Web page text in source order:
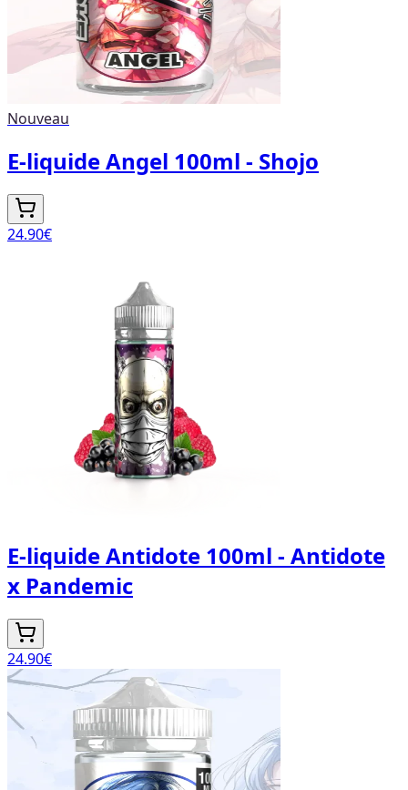
Nouveau
E-liquide Angel 100ml - Shojo
24.90€
E-liquide Antidote 100ml - Antidote
x Pandemic
24.90€